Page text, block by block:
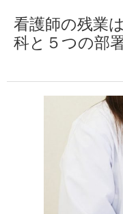
看護師の残業
科と５つの部